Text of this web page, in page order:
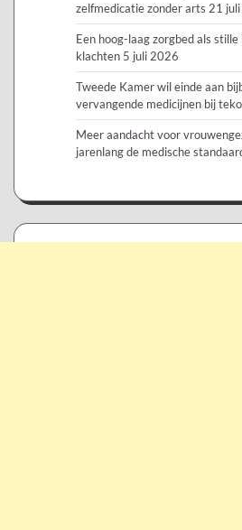
zelfmedicatie zonder arts 21
Een hoog-laag zorgbed als
klachten 5 juli 2026
Tweede Kamer wil einde aan
vervangende medicijnen bij
Meer aandacht voor
jarenlang de medische